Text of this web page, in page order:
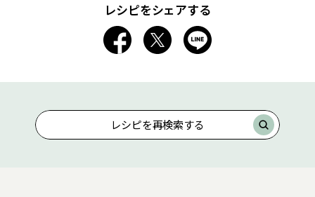
レシピをシェアする
レシピを再検索する